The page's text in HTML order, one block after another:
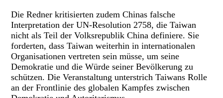
Die Redner kritisierten zudem Chinas falsche
Interpretation der UN-Resolution 2758, die Taiwan
nicht als Teil der Volksrepublik China definiere. Sie
forderten, dass Taiwan weiterhin in internationalen
Organisationen vertreten sein müsse, um seine
Demokratie und die Würde seiner Bevölkerung zu
schützen. Die Veranstaltung unterstrich Taiwans Rolle
an der Frontlinie des globalen Kampfes zwischen